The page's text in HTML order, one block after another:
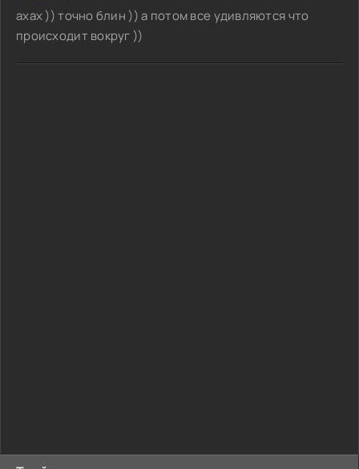
ахах )) точно блин )) а потом все удивляются что
происходит вокруг ))